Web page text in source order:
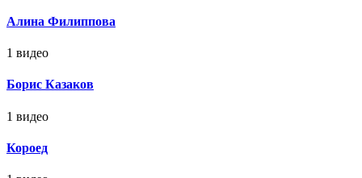
Алина Филиппова
1 видео
Борис Казаков
1 видео
Короед